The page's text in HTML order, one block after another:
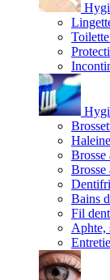
Brosse
Brosse
Bains
Fil
Aphte,